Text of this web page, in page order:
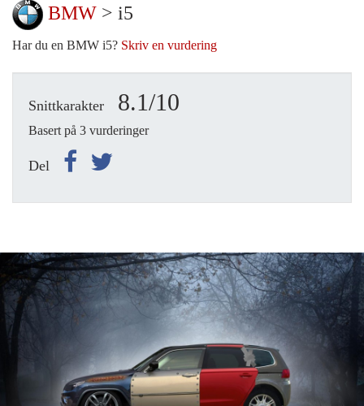
BMW > i5
Har du en BMW i5? Skriv en vurdering
Snittkarakter 8.1/10
Basert på 3 vurderinger
Del